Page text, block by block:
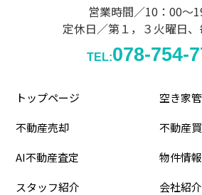
営業時間／10：00～
定休日／第１，３火曜日
TEL:078-754-
トップページ
空き家
不動産売却
不動産
AI不動産査定
物件情報
スタッフ紹介
会社紹介